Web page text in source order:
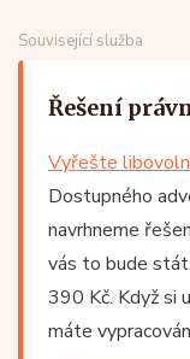
Související služba
Řešení
Vyřešte
Dostupného
navrhneme
vás to bude
390 Kč. Když si
máte